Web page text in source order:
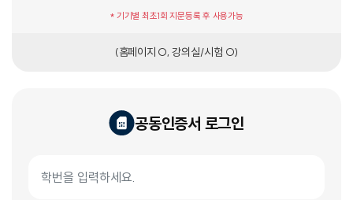
* 기기별 최초1회 지문등록 후 사용가능
(홈페이지 O, 강의실/시험 O)
공동인증서 로그인